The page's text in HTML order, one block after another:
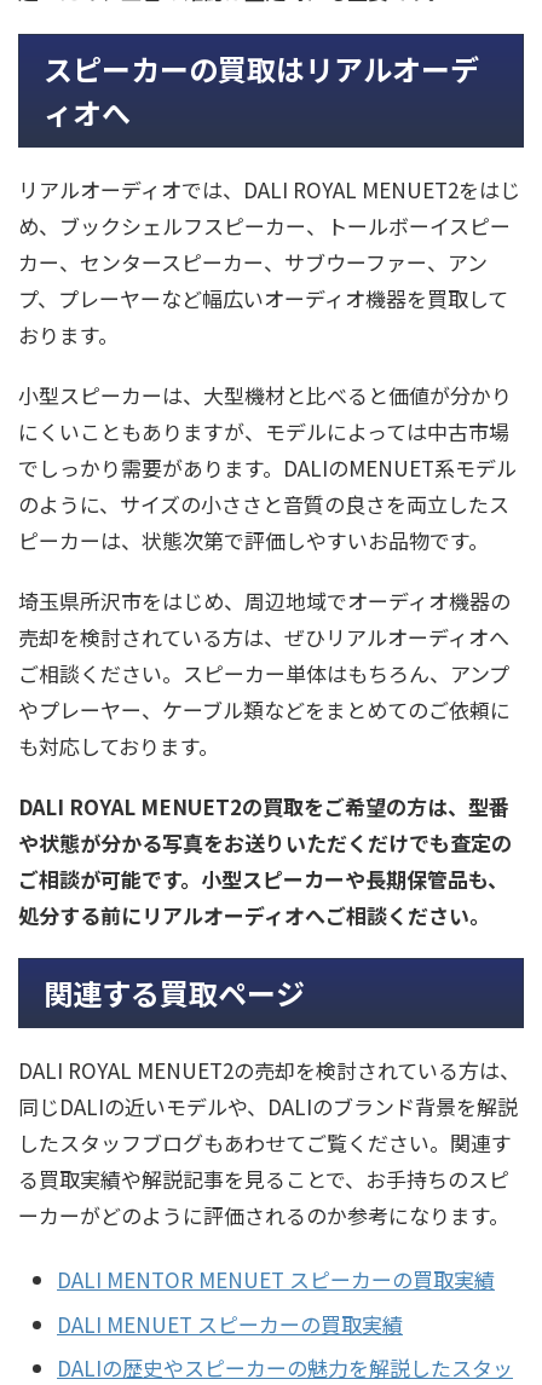
スピーカーの買取はリアルオーデ
ィオへ
リアルオーディオでは、DALI ROYAL MENUET2をはじ
め、ブックシェルフスピーカー、トールボーイスピー
カー、センタースピーカー、サブウーファー、アン
プ、プレーヤーなど幅広いオーディオ機器を買取して
おります。
小型スピーカーは、大型機材と比べると価値が分かり
にくいこともありますが、モデルによっては中古市場
でしっかり需要があります。DALIのMENUET系モデル
のように、サイズの小ささと音質の良さを両立したス
ピーカーは、状態次第で評価しやすいお品物です。
埼玉県所沢市をはじめ、周辺地域でオーディオ機器の
売却を検討されている方は、ぜひリアルオーディオへ
ご相談ください。スピーカー単体はもちろん、アンプ
やプレーヤー、ケーブル類などをまとめてのご依頼に
も対応しております。
DALI ROYAL MENUET2の買取をご希望の方は、型番
や状態が分かる写真をお送りいただくだけでも査定の
ご相談が可能です。小型スピーカーや長期保管品も、
処分する前にリアルオーディオへご相談ください。
関連する買取ページ
DALI ROYAL MENUET2の売却を検討されている方は、
同じDALIの近いモデルや、DALIのブランド背景を解説
したスタッフブログもあわせてご覧ください。関連す
る買取実績や解説記事を見ることで、お手持ちのスピ
ーカーがどのように評価されるのか参考になります。
DALI MENTOR MENUET スピーカーの買取実績
DALI MENUET スピーカーの買取実績
DALIの歴史やスピーカーの魅力を解説したスタッ